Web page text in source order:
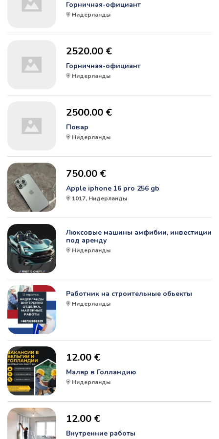
Горничная-официант
Нидерланды
2520.00 €
Горничная-официант
Нидерланды
2500.00 €
Повар
Нидерланды
750.00 €
Apple iphone 16 pro 256 gb
1017, Нидерланды
Люксовые машины амфибии, инвестиции
под аренду
Нидерланды
Работник на строительные обьекты
Нидерланды
12.00 €
Маляр в Голландию
Нидерланды
12.00 €
Внутренние работы